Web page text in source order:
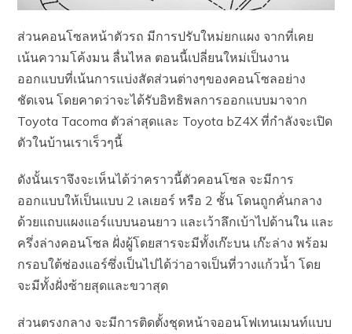
ส่วนคอนโซลหน้าตัวรถ มีการปรับใหม่ยกแผง จากที่เคย
เน้นความโค้งมน ลื่นไหล ตอนนี้เปลี่ยนใหม่เป็นงาน
ออกแบบที่เน้นการแบ่งสัดส่วนต่างๆของคอนโซลอย่าง
ชัดเจน โดยคาดว่าจะได้รับอิทธิพลการออกแบบมาจาก
Toyota Tacoma ตัวล่าสุดและ Toyota bZ4X ที่กำลังจะเปิด
ตัวในบ้านเราเร็วๆนี้
ดังนั้นเราจึงจะเห็นได้ว่าคราวนี้ตัวคอนโซล จะมีการ
ออกแบบให้เป็นแบบ 2 เลเยอร์ หรือ 2 ชั้น โดนถูกคั่นกลาง
ด้วยแถบแผงแอร์แบบนอนยาว และเว้าลึกเบ้าไปด้านใน และ
ครึ่งล่างคอนโซล ฝั่งผู้โดยสารจะมีทั้งเก๊ะบน เก๊ะล่าง พร้อม
กรอบใต้ช่องแอร์ซึ่งเป็นไปได้ว่าอาจเป็นที่วางแก้วน้ำ โดย
จะมีทั้งฝั่งซ้ายสุดและขวาสุด
ส่วนตรงกลาง จะมีการติดตั้งชุดหน้าจออนโฟเทนเมนท์แบบ